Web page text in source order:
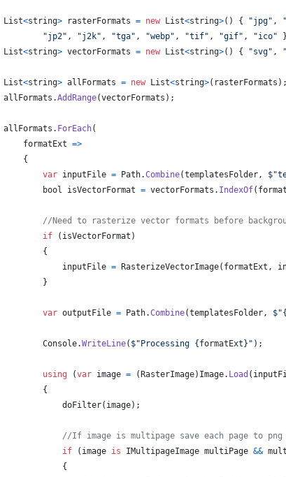
List<string> rasterFormats = new List<string>( ) { "jpg" ,
"jp2" , "j2k" , "tga" , "webp" , "tif" , "gif" , "ico" }
List<string> vectorFormats = new List<string>( ) { "svg" ,
List<string> allFormats = new List<string>( rasterFormats ) ;
allFormats .AddRange(vectorFormats ) ;
allFormats . ForEach(
formatExt
=>
{
var inputFile = Path.Combine(templatesFolder, $
bool
isVectorFormat = vectorFormats . IndexOf(
//Need to rasterize vector formats before
if
( isVectorFormat )
{
inputFile = RasterizeVectorImage( formatExt ,
}
var outputFile = Path.Combine(templatesFolder, $"{
Console.WriteLine( $"Processing { formatExt } " ) ;
using (var image = ( RasterImage) Image. Load (
{
doFilter( image) ;
//If image is multipage save each page to
if
( image is IMultipageImage multiPage &&
{